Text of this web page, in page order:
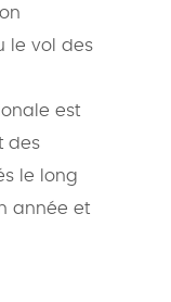
le vol des
est
des
le long
année et